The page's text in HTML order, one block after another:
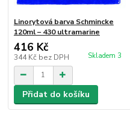
Linorytová barva Schmincke
120ml – 430 ultramarine
416 Kč
344 Kč bez DPH Skladem 3
Přidat do košíku